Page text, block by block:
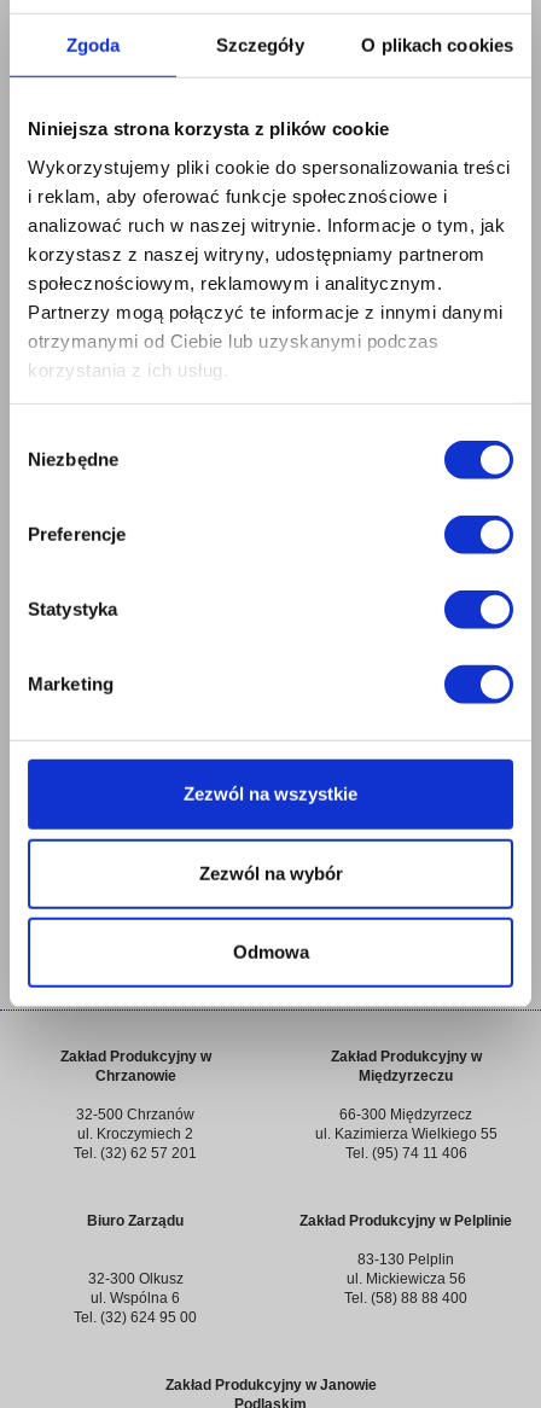
Zgoda Szczegóły O plikach cookies
Niniejsza strona korzysta z plików cookie
Wykorzystujemy pliki cookie do spersonalizowania treści
i reklam, aby oferować funkcje społecznościowe i
analizować ruch w naszej witrynie. Informacje o tym, jak
korzystasz z naszej witryny, udostępniamy partnerom
społecznościowym, reklamowym i analitycznym.
Partnerzy mogą połączyć te informacje z innymi danymi
otrzymanymi od Ciebie lub uzyskanymi podczas
korzystania z ich usług.
zgody
Niezbędne
Preferencje
Statystyka
Marketing
Zezwól na wszystkie
Zezwól na wybór
Odmowa
Podczas prowadzenia prac ociepleniowych temperatura zewnętrzna
niż +5°C i nie więcej niż + 25°C.Podczas robót ociepleniowych materiał nie
Przed nałożeniem kleju płytę należy zrysowaś np. papierem ściernym w
celu uzyskania lepszej przyczepności.
od 50mm do 200mm.
Parametry techniczne:
Deklarowany współczynnik przewodzenia ciepła λD
[W/mK]
względnym
≥ 150 kPa
Zakład Produkcyjny w
Chrzanowie
32-500 Chrzanów
ul. Kroczymiech 2
Tel. (32) 62 57 201
Zakład Produkcyjny w
Międzyrzeczu
66-300 Międzyrzecz
ul. Kazimierza Wielkiego 55
Tel. (95) 74 11 406
Biuro Zarządu
32-300 Olkusz
ul. Wspólna 6
Tel. (32) 624 95 00
Zakład Produkcyjny w Pelplinie
83-130 Pelplin
ul. Mickiewicza 56
Tel. (58) 88 88 400
Zakład Produkcyjny w Janowie